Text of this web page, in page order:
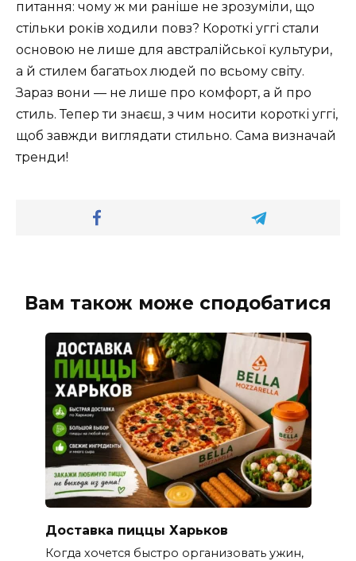
питання: чому ж ми раніше не зрозуміли, що
стільки років ходили повз? Короткі уггі стали
основою не лише для австралійської культури,
а й стилем багатьох людей по всьому світу.
Зараз вони — не лише про комфорт, а й про
стиль. Тепер ти знаєш, з чим носити короткі уггі,
щоб завжди виглядати стильно. Сама визначай
тренди!
Вам також може сподобатися
Доставка пиццы Харьков
Когда хочется быстро организовать ужин,